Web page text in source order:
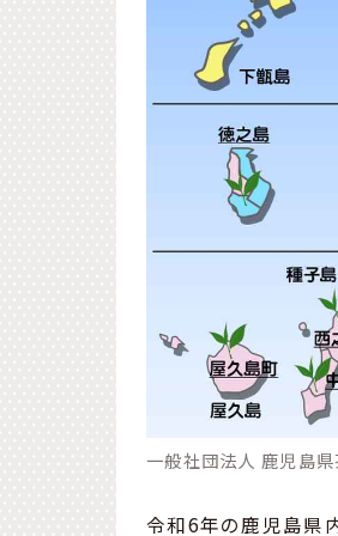
一般社団法人 鹿児島
令和6年の鹿児島県